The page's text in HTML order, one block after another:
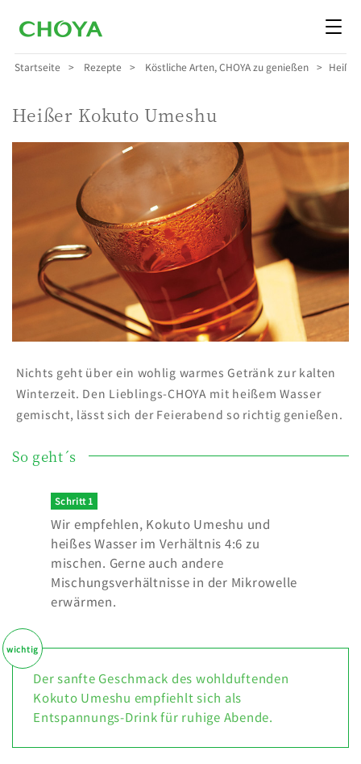
Startseite Rezepte Köstliche Arten, CHOYA zu genießen
Heißer Kokuto Umeshu
Nichts geht über ein wohlig warmes Getränk zur kalten
Winterzeit. Den Lieblings-CHOYA mit heißem Wasser
gemischt, lässt sich der Feierabend so richtig genießen.
So geht´s
Schritt 1
Wir empfehlen, Kokuto Umeshu und
heißes Wasser im Verhältnis 4:6 zu
mischen. Gerne auch andere
Mischungsverhältnisse in der Mikrowelle
erwärmen.
Der sanfte Geschmack des wohlduftenden
Kokuto Umeshu empfiehlt sich als
Entspannungs-Drink für ruhige Abende.